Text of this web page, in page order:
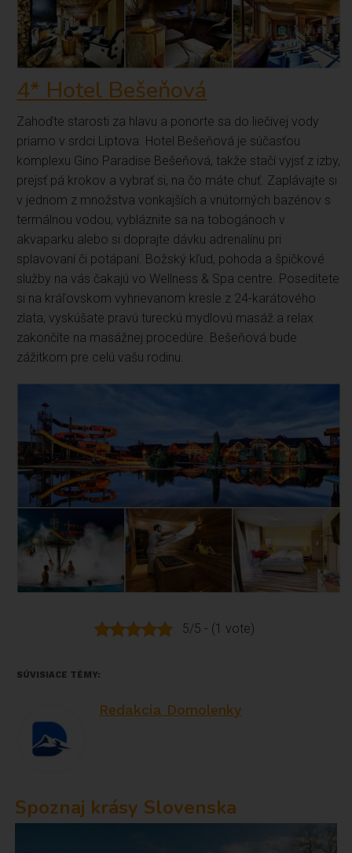
4* Hotel Bešeňová
Zahoďte starosti za hlavu a ponorte sa do liečivej vody
priamo v srdci Liptova. Hotel Bešeňová je súčasťou
komplexu Gino Paradise Bešeňová, takže stačí vyjsť z izby,
prejsť pá krokov a vybrať si, na čo máte chuť. Zaplávajte si
v jednom z množstva vonkajších a vnútorných bazénov s
termálnou vodou, vybláznite sa na tobogánoch v
akvaparku alebo si doprajte dávku adrenalínu pri
splavovaní či potápaní. Božský kľud, pohoda a špičkové
služby na vás čakajú vo Wellness & Spa centre. Posedítete
si na kráľovskom vyhrievanom kresle z 24-karátového
zlata, vyskúšate pravú tureckú mydlovú masáž a relax
zakončíte na masážnej procedúre. Bešeňová bude
zážitkom pre celú vašu rodinu.
5/5 - (1 vote)
SÚVISIACE TÉMY:
Redakcia Domolenky
Spoznaj krásy Slovenska